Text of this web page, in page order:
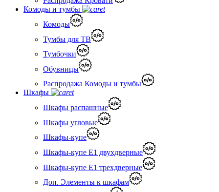
Комоды и тумбы
Комоды
Тумбы для ТВ
Тумбочки
Обувницы
Распродажа Комоды и тумбы
Шкафы
Шкафы распашные
Шкафы угловые
Шкафы-купе
Шкафы-купе Е1 двухдверные
Шкафы-купе Е1 трехдверные
Доп. Элементы к шкафам